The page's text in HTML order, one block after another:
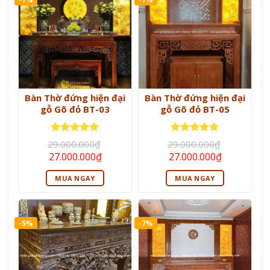
Bàn Thờ đứng hiện đại
gỗ Gõ đỏ BT-03
Được xếp
hạng55
sao
29.000.000₫
Giá
gốc
là:
29.000.000₫.
27.000.000₫Giá
hiện
tại
là:
27.000.000₫.
MUA NGAY
Bàn Thờ đứng hiện đại
gỗ Gõ đỏ BT-05
Được xếp
hạng55
sao
29.000.000₫
Giá
gốc
là:
29.000.000₫.
27.000.000₫Giá
hiện
tại
là:
MUA NGAY
-5% -7%